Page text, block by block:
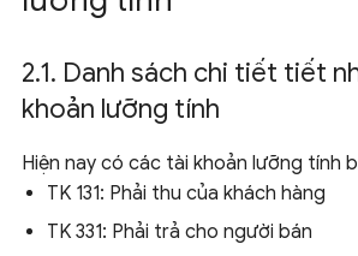
2.1. Danh sách chi tiết tiết
khoản lưỡng tính
Hiện nay có các tài khoản lưỡng tính
TK 131: Phải thu của khách hàng
TK 331: Phải trả cho người bán